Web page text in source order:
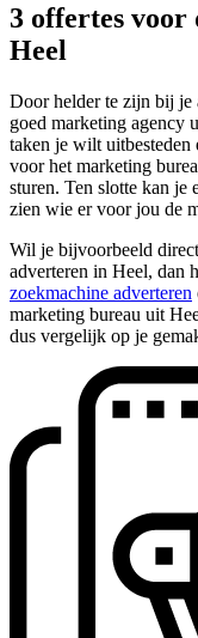
3 offertes voor
Heel
Door helder te zijn bij je
goed marketing agency
taken je wilt
voor het marketing
sturen. Ten slotte kan je
zien wie er voor jou de
Wil je bijvoorbeeld
adverteren in Heel, dan
zoekmachine adverteren
marketing bureau uit
dus vergelijk op je